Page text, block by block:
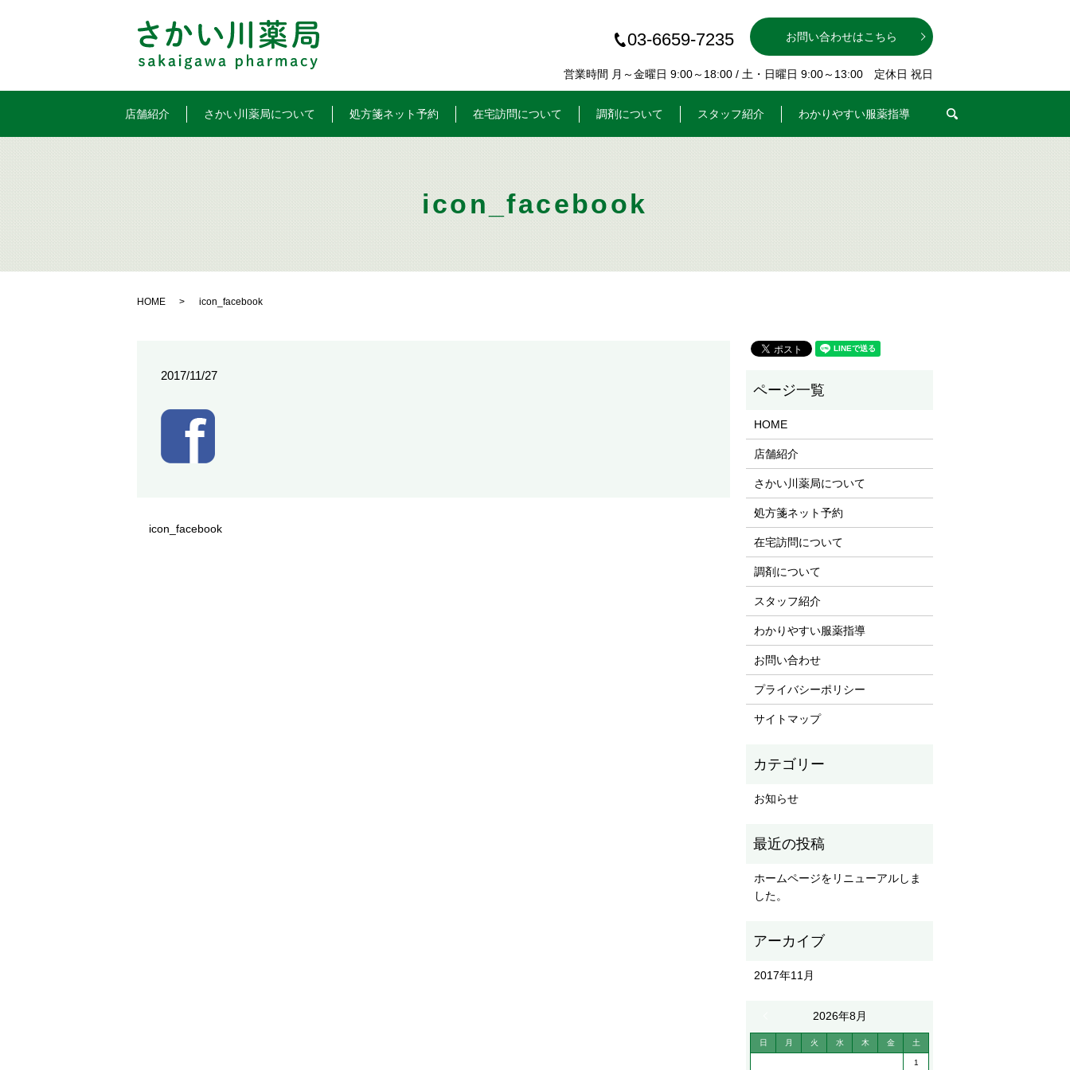
03-6659-7235 お問い合わせはこちら
営業時間 月～金曜日 9:00～18:00 / 土・日曜日 9:00～13:00 定休日 祝日
店舗紹介 さかい川薬局について 処方箋ネット予約 在宅訪問について 調剤について スタッフ紹介 わかりやすい服薬指導
icon_facebook
HOME icon_facebook
2017/11/27
icon_facebook
HOME
店舗紹介
さかい川薬局について
処方箋ネット予約
在宅訪問について
調剤について
スタッフ紹介
わかりやすい服薬指導
お問い合わせ
プライバシーポリシー
サイトマップ
お知らせ
ホームページをリニューアルしま
した。
2017年11月
2026年8月
日 月 火 水 木 金 土
1